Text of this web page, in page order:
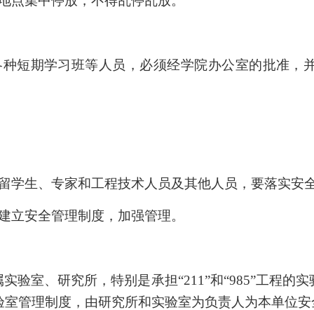
短期学习班等人员，必须经学院办公室的批准，
学生、专家和工程技术人员及其他人员，要落实安
立安全管理制度，加强管理。
验室、研究所，特别是承担“211”和“985”工程的
管理制度，由研究所和实验室为负责人为本单位